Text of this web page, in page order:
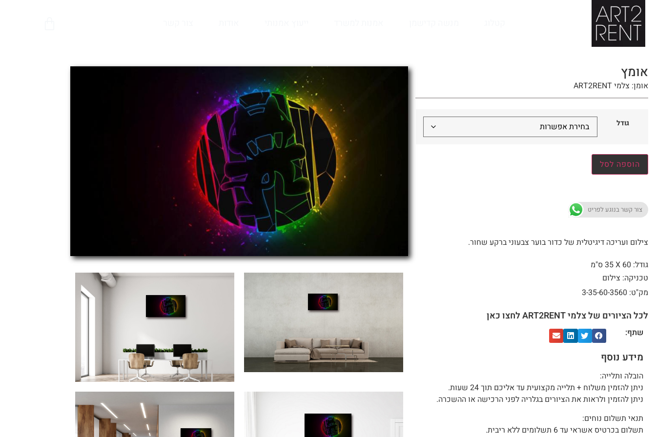
לתוכן
אומץ
אומן: צלמי ART2RENT
גודל
הוספה לסל
צור קשר בנוגע לפריט
צילום ועריכה דיגיטלית של כדור בוער צבעוני ברקע שחור.
גודל: 60 X
35 ס"מ
טכניקה: צילום
מק"ט: 3-35-60-3560
לכל הציורים של צלמי ART2RENT לחצו כאן
שתף:
מידע נוסף
הובלה ותלייה:
ניתן להזמין משלוח + תלייה מקצועית עד אליכם תוך 24 שעות.
ניתן להזמין ולראות את הציורים בגלריה לפני הרכישה או ההשכרה.
תנאי תשלום נוחים:
תשלום בכרטיס אשראי עד 6 תשלומים ללא ריבית.